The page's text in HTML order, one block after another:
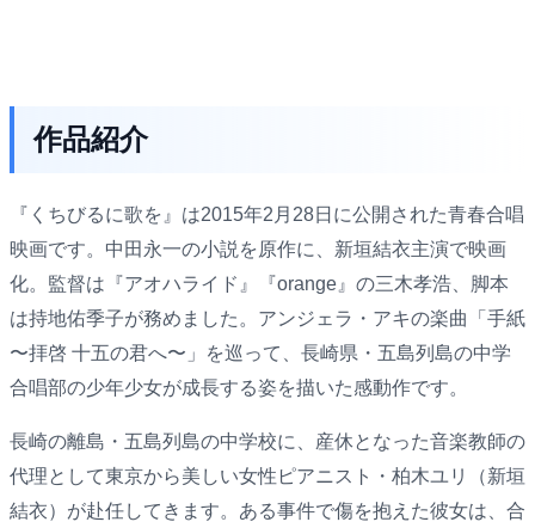
作品紹介
『くちびるに歌を』は2015年2月28日に公開された青春合唱
映画です。中田永一の小説を原作に、新垣結衣主演で映画
化。監督は『アオハライド』『orange』の三木孝浩、脚本
は持地佑季子が務めました。アンジェラ・アキの楽曲「手紙
〜拝啓 十五の君へ〜」を巡って、長崎県・五島列島の中学
合唱部の少年少女が成長する姿を描いた感動作です。
長崎の離島・五島列島の中学校に、産休となった音楽教師の
代理として東京から美しい女性ピアニスト・柏木ユリ（新垣
結衣）が赴任してきます。ある事件で傷を抱えた彼女は、合